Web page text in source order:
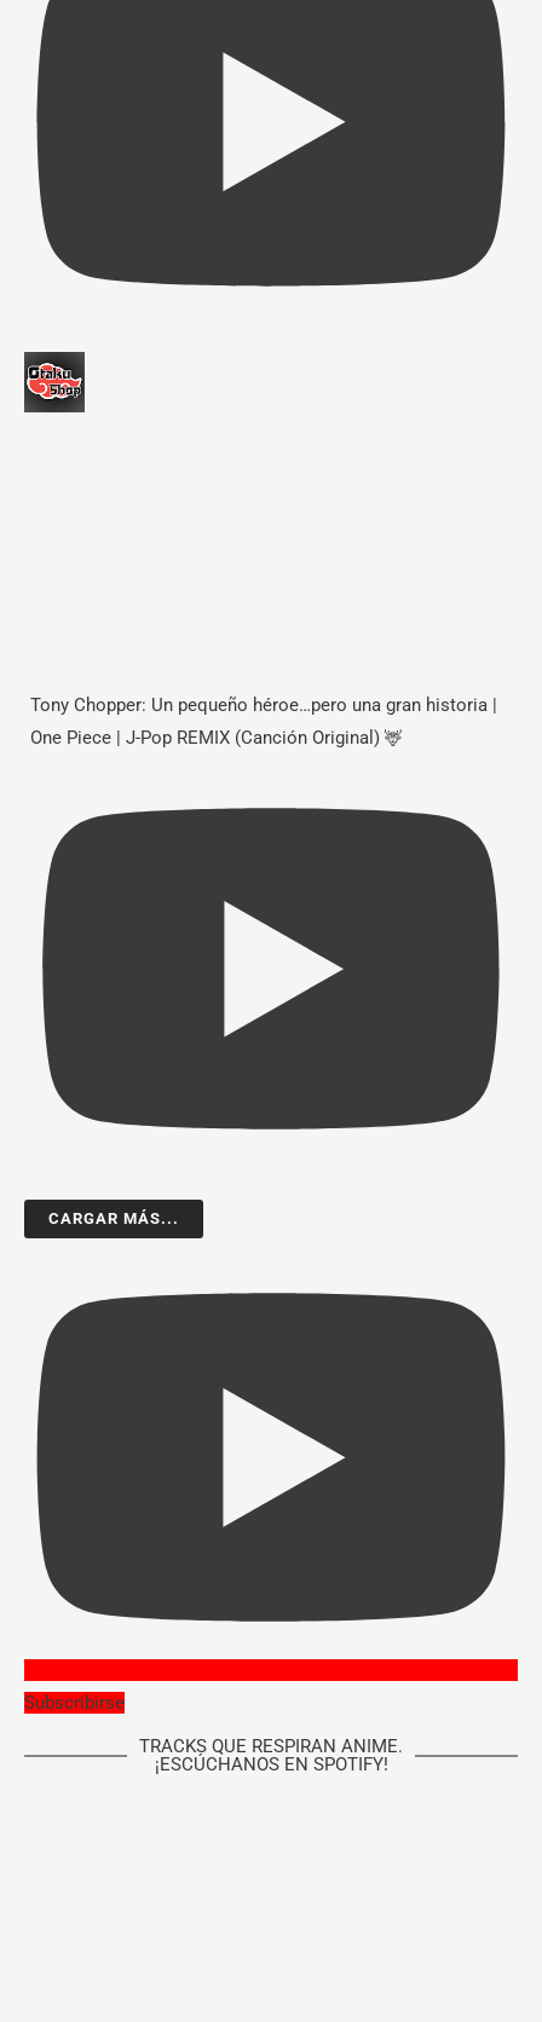
Tony Chopper: Un pequeño héroe…pero una gran historia |
One Piece | J-Pop REMIX (Canción Original) 🦌
CARGAR MÁS...
Subscribirse
TRACKS QUE RESPIRAN ANIME.
¡ESCÚCHANOS EN SPOTIFY!